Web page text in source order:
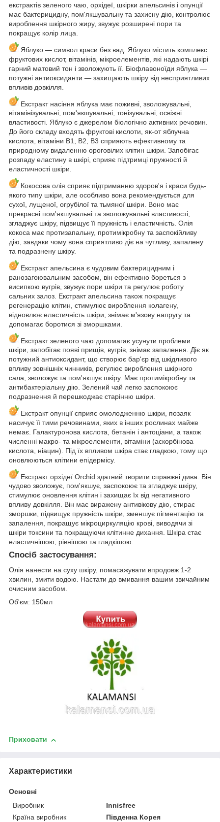
екстрактів зеленого чаю, орхідеї, шкірки апельсинів і опунції
має бактерицидну, пом'якшувальну та захисну дію, контролює
вироблення шкірного жиру, звужує розширені пори та
покращує колір лица.
Яблуко — символ краси без вад. Яблуко містить комплекс
фруктових кислот, вітамінів, мікроелементів, які надають шкірі
гарний матовий тон і зволожують її. Біофлавоноїди яблука —
потужні антиоксиданти — захищають шкіру від несприятливих
впливів довкілля.
Екстракт насіння яблука має поживні, зволожувальні,
вітамінізувальні, пом'якшувальні, тонізувальні, освіжні
властивості. Яблуко є джерелом біологічно активних речовин.
До його складу входять фруктові кислоти, як-от яблучна
кислота, вітаміни B1, B2, B3 сприяють ефективному та
природному видаленню ороговілих клітин шкіри. Запобігає
розпаду еластину в шкірі, сприяє підтримці пружності й
еластичності шкіри.
Кокосова олія сприяє підтриманню здоров'я і краси будь-
якого типу шкіри, але особливо вона рекомендується для
сухої, лущеної, огрубілої та тьмяної шкіри. Воно має
прекрасні пом'якшувальні та зволожувальні властивості,
згладжує шкіру, підвищує її пружність і еластичність. Олія
кокоса має протизапальну, протимікробну та заспокійливу
дію, завдяки чому вона сприятливо діє на чутливу, запалену
та подразнену шкіру.
Екстракт апельсина є чудовим бактерицидним і
ранозагоювальним засобом, він ефективно бореться з
висипкою вугрів, звужує пори шкіри та регулює роботу
сальних залоз. Екстракт апельсина також покращує
регенерацію клітин, стимулює вироблення колагену,
відновлює еластичність шкіри, знімає м'язову напругу та
допомагає боротися зі зморшками.
Екстракт зеленого чаю допомагає усунути проблеми
шкіри, запобігає появі прищів, вугрів, знімає запалення. Діє як
потужний антиоксидант, що створює бар'єр від шкідливого
впливу зовнішніх чинників, регулює вироблення шкірного
сала, зволожує та пом'якшує шкіру. Має протимікробну та
антибактеріальну дію. Зелений чай легко заспокоює
подразнення й перешкоджає старінню шкіри.
Екстракт опунції сприяє омолодженню шкіри, позаяк
насичує її тими речовинами, яких в інших рослинах майже
немає. Галактуронова кислота, бетанін і антоціани, а також
численні макро- та мікроелементи, вітаміни (аскорбінова
кислота, ніацин). Під їх впливом шкіра стає гладкою, тому що
оновлюються клітини епідермісу.
Екстракт орхідеї Orchid здатний творити справжні дива. Він
чудово зволожує, пом'якшує, заспокоює та згладжує шкіру,
стимулює оновлення клітин і захищає їх від негативного
впливу довкілля. Він має виражену антивікову дію, стирає
зморшки, підвищує пружність шкіри, зменшує пігментацію та
запалення, покращує мікроциркуляцію крові, виводячи зі
шкіри токсини та покращуючи клітинне дихання. Шкіра стає
еластичнішою, рівнішою та гладкішою.
Спосіб застосування:
Олія нанести на суху шкіру, помасажувати впродовж 1-2
хвилин, змити водою. Настати до вмивання вашим звичайним
очисним засобом.
Об'єм: 150мл
Приховати
Характеристики
Основні
Виробник
Innisfree
Країна виробник
Південна Корея